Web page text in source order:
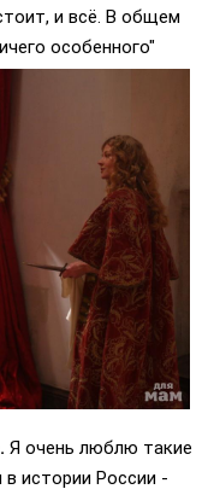
и всё. В общем
особенного"
Я очень люблю такие
истории России -